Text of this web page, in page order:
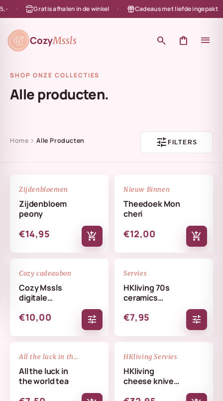
naar de content
Gratis afhalen in de winkel Cadeaus met liefde ingepakt
CozyMssls search shopping_bag menu
SHOP ONZE COLLECTIES
Alle producten.
Home chevron_rightAlle Producten tuneFILTERS
Zijdenbloemen
Zijdenbloem
peony
€14,95 add_shopping_cart
NIEUW
Nieuw Binnen
Theedoek Mon
cheri
€12,00 add_shopping_cart
Cozy cadeaubon
Cozy Mssls
digitale
Alleen online te
€10,00 tune
Servies
HKliving 70s
ceramics
€7,95 tune
All the luck in the world
All the luck in
the world tea
NIEUW
HKliving Servies
HKliving
cheese knives